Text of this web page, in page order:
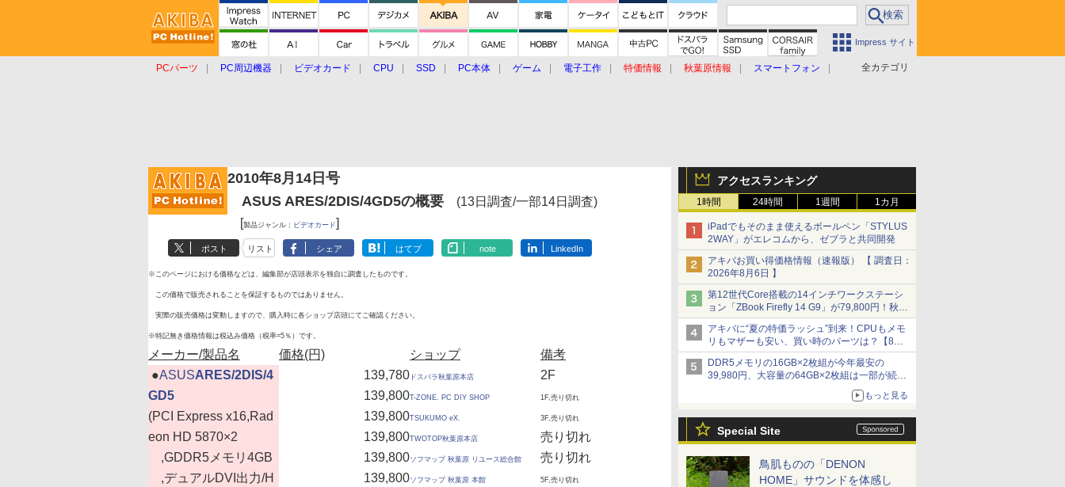
Impress サイト
全カテゴリ
PCパーツ PC周辺機器 ビデオカード CPU SSD PC本体 ゲーム 電子工作 特価情報 秋葉原情報
スマートフォン
アクセスランキング
1時間 24時間 1週間 1カ月
iPadでもそのまま使えるボールペン「STYLUS
2WAY」がエレコムから、ゼブラと共同開発
アキバお買い得価格情報（速報版） 【 調査日：
2026年8月6日 】
第12世代Core搭載の14インチワークステーシ
ョン「ZBook Firefly 14 G9」が79,800円！秋葉
原で中古PCセール
アキバに“夏の特価ラッシュ”到来！CPUもメモ
リもマザーも安い、買い時のパーツは？【8月7
日(金)22時配信】
DDR5メモリの16GB×2枚組が今年最安の
39,980円、大容量の64GB×2枚組は一部が続騰
もっと見る
Special Site
鳥肌ものの「DENON
HOME」サウンドを体感し
2010年8月14日号
ASUS ARES/2DIS/4GD5の概要 (13日調査/一部14日調査)
[製品ジャンル： ビデオカード]
ポスト リスト シェア はてブ note LinkedIn
※このページにおける価格などは、編集部が店頭表示を独自に調査したものです。
この価格で販売されることを保証するものではありません。
実際の販売価格は変動しますので、購入時に各ショップ店頭にてご確認ください。
※特記無き価格情報は税込み価格（税率=5％）です。
メーカー/製品名 価格(円) ショップ
備考
●ASUSARES/2DIS/4
GD5
(PCI Express x16,Rad
eon HD 5870×2
,GDDR5メモリ4GB
,デュアルDVI出力/H
139,780 ドスパラ秋葉原本店
2F
139,800T-ZONE. PC DIY SHOP 1F,売り切れ
139,800TSUKUMO eX. 3F,売り切れ
139,800TWOTOP秋葉原本店
売り切れ
139,800ソフマップ 秋葉原 リユース総合館
売り切れ
139,800ソフマップ 秋葉原 本館 5F,売り切れ